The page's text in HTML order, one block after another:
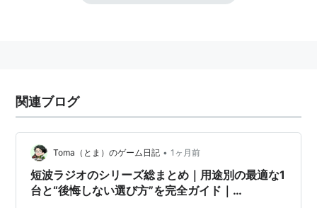
関連ブログ
Toma（とま）のゲーム日記 • 1ヶ月前
短波ラジオのシリーズ総まとめ｜用途別の最適な1
台と“後悔しない選び方”を完全ガイド｜